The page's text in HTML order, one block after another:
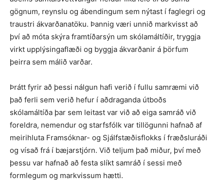
gögnum, reynslu og ábendingum sem nýtast í faglegri og
traustri ákvarðanatöku. Þannig væri unnið markvisst að
því að móta skýra framtíðarsýn um skólamáltíðir, tryggja
virkt upplýsingaflæði og byggja ákvarðanir á þörfum
þeirra sem málið varðar.
Þrátt fyrir að þessi nálgun hafi verið í fullu samræmi við
það ferli sem verið hefur í aðdraganda útboðs
skólamáltíða þar sem leitast var við að eiga samráð við
foreldra, nemendur og starfsfólk var tillögunni hafnað af
meirihluta Framsóknar- og Sjálfstæðisflokks í fræðsluráði
og vísað frá í bæjarstjórn. Við teljum það miður, því með
þessu var hafnað að festa slíkt samráð í sessi með
formlegum og markvissum hætti.